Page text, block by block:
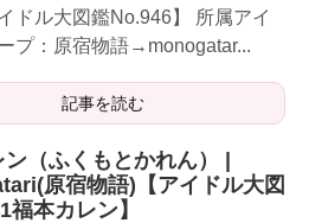
ドル大図鑑No.946】 所属アイ
プ：原宿物語→monogatar...
記事を読む
（ふくもとかれん） |
原宿物語)【アイドル大図
福本カレン】